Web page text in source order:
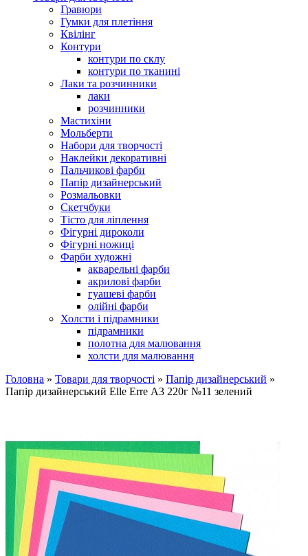
Гравюри
Гумки для плетіння
Квілінг
Контури
контури по склу
контури по тканині
Лаки та розчинники
лаки
розчинники
Мастихіни
Мольберти
Набори для творчості
Наклейки декоративні
Пальчикові фарби
Папір дизайнерський
Розмальовки
Скетчбуки
Тісто для ліплення
Фігурні дироколи
Фігурні ножиці
Фарби художні
акварельні фарби
акрилові фарби
гуашеві фарби
олійні фарби
Холсти і підрамники
підрамники
полотна для малювання
холсти для малювання
Головна » Товари для творчості » Папір дизайнерський »
Папір дизайнерський Elle Erre А3 220г №11 зелений